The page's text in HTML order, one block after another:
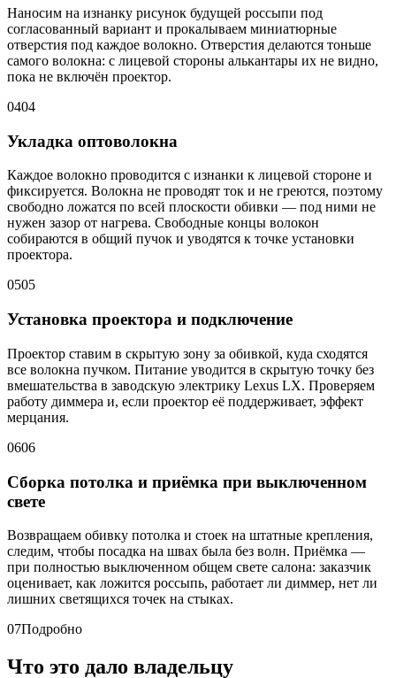
Наносим на изнанку рисунок будущей россыпи под
согласованный вариант и прокалываем миниатюрные
отверстия под каждое волокно. Отверстия делаются тоньше
самого волокна: с лицевой стороны алькантары их не видно,
пока не включён проектор.
0404
Укладка оптоволокна
Каждое волокно проводится с изнанки к лицевой стороне и
фиксируется. Волокна не проводят ток и не греются, поэтому
свободно ложатся по всей плоскости обивки — под ними не
нужен зазор от нагрева. Свободные концы волокон
собираются в общий пучок и уводятся к точке установки
проектора.
0505
Установка проектора и подключение
Проектор ставим в скрытую зону за обивкой, куда сходятся
все волокна пучком. Питание уводится в скрытую точку без
вмешательства в заводскую электрику Lexus LX. Проверяем
работу диммера и, если проектор её поддерживает, эффект
мерцания.
0606
Сборка потолка и приёмка при выключенном
свете
Возвращаем обивку потолка и стоек на штатные крепления,
следим, чтобы посадка на швах была без волн. Приёмка —
при полностью выключенном общем свете салона: заказчик
оценивает, как ложится россыпь, работает ли диммер, нет ли
лишних светящихся точек на стыках.
07Подробно
Что это дало владельцу